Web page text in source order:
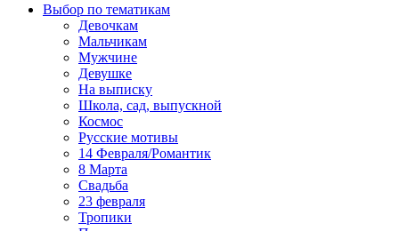
Выбор по тематикам
Девочкам
Мальчикам
Мужчине
Девушке
На выписку
Школа, сад, выпускной
Космос
Русские мотивы
14 Февраля/Романтик
8 Марта
Свадьба
23 февраля
Тропики